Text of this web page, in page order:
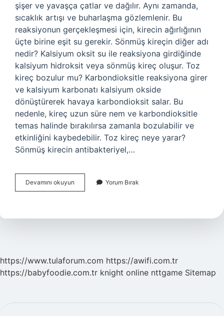
şişer ve yavaşça çatlar ve dağılır. Aynı zamanda,
sıcaklık artışı ve buharlaşma gözlemlenir. Bu
reaksiyonun gerçekleşmesi için, kirecin ağırlığının
üçte birine eşit su gerekir. Sönmüş kireçin diğer adı
nedir? Kalsiyum oksit su ile reaksiyona girdiğinde
kalsiyum hidroksit veya sönmüş kireç oluşur. Toz
kireç bozulur mu? Karbondioksitle reaksiyona girer
ve kalsiyum karbonatı kalsiyum okside
dönüştürerek havaya karbondioksit salar. Bu
nedenle, kireç uzun süre nem ve karbondioksitle
temas halinde bırakılırsa zamanla bozulabilir ve
etkinliğini kaybedebilir. Toz kireç neye yarar?
Sönmüş kirecin antibakteriyel,…
Devamını okuyun
Kireç
Midir
Yorum Bırak
https://www.tulaforum.com https://awifi.com.tr
https://babyfoodie.com.tr knight online nttgame Sitemap